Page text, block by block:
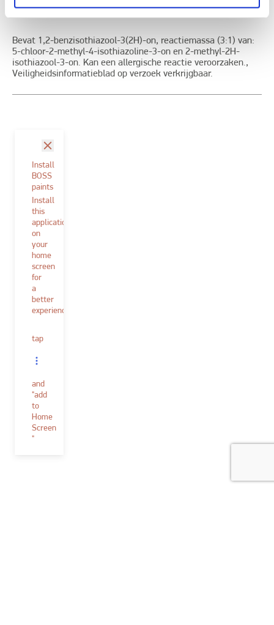
Bevat 1,2-benzisothiazool-3(2H)-on, reactiemassa (3:1) van:
5-chloor-2-methyl-4-isothiazoline-3-on en 2-methyl-2H-
isothiazool-3-on. Kan een allergische reactie veroorzaken.,
Veiligheidsinformatieblad op verzoek verkrijgbaar.
Install
BOSS
paints
Install
this
application
on
your
home
screen
for
a
better
experience.
tap
and
"add
to
Home
Screen
"
sluit